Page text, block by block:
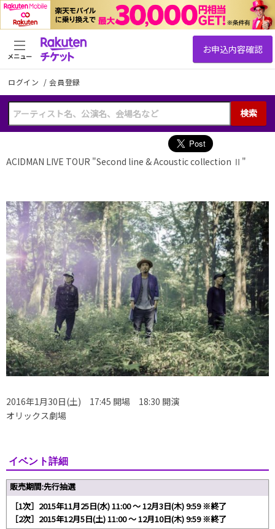
ログイン /会員登録
検索
メニュー
ACIDMAN LIVE TOUR "Second line & Acoustic collection Ⅱ"
2016年1月30日(土) 17:45 開場 18:30 開演
オリックス劇場
イベント詳細
販売期間:先行抽選
［1次］2015年11月25日(水) 11:00 ～ 12月3日(木) 9:59 ※終了
［2次］2015年12月5日(土) 11:00 ～ 12月10日(木) 9:59 ※終了